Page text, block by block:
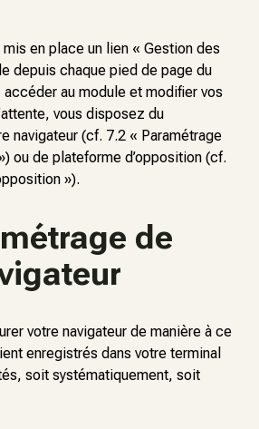
en place un lien « Gestion des
depuis chaque pied de page du
au module et modifier vos
vous disposez du
navigateur (cf. 7.2 « Paramétrage
ou de plateforme d’opposition (cf.
»).
de
votre navigateur de manière à ce
enregistrés dans votre terminal
soit systématiquement, soit